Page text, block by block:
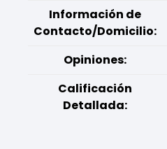
Información de
Contacto/Domicilio:
Opiniones:
Calificación
Detallada: